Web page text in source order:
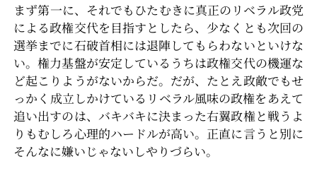
まず第一に、それでもひたむきに真正のリベラル政党
による政権交代を目指すとしたら、少なくとも次回の
選挙までに石破首相には退陣してもらわないといけな
い。権力基盤が安定しているうちは政権交代の機運な
ど起こりようがないからだ。だが、たとえ政敵でもせ
っかく成立しかけているリベラル風味の政権をあえて
追い出すのは、バキバキに決まった右翼政権と戦うよ
りもむしろ心理的ハードルが高い。正直に言うと別に
そんなに嫌いじゃないしやりづらい。